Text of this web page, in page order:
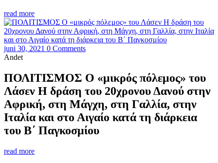
read more
juni 30, 2021 0 Comments
Andet
ΠΟΛΙΤΙΣΜΟΣ Ο «μικρός πόλεμος» του
Λάσεν Η δράση του 20χρονου Δανού στην
Αφρική, στη Μάγχη, στη Γαλλία, στην
Ιταλία και στο Αιγαίο κατά τη διάρκεια
του Β΄ Παγκοσμίου
read more